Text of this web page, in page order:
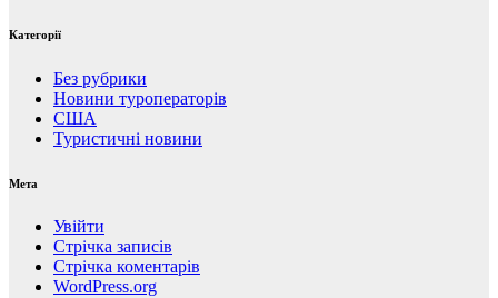
Категорії
Без рубрики
Новини туроператорів
США
Туристичні новини
Мета
Увійти
Стрічка записів
Стрічка коментарів
WordPress.org